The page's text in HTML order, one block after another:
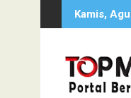
Kamis,